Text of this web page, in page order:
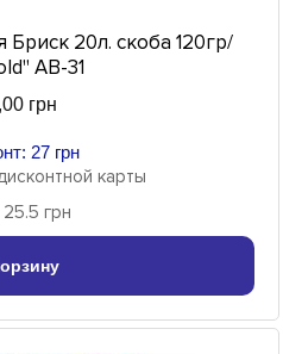
20л. скоба 120гр/
АВ-31
грн
27 грн
карты
грн